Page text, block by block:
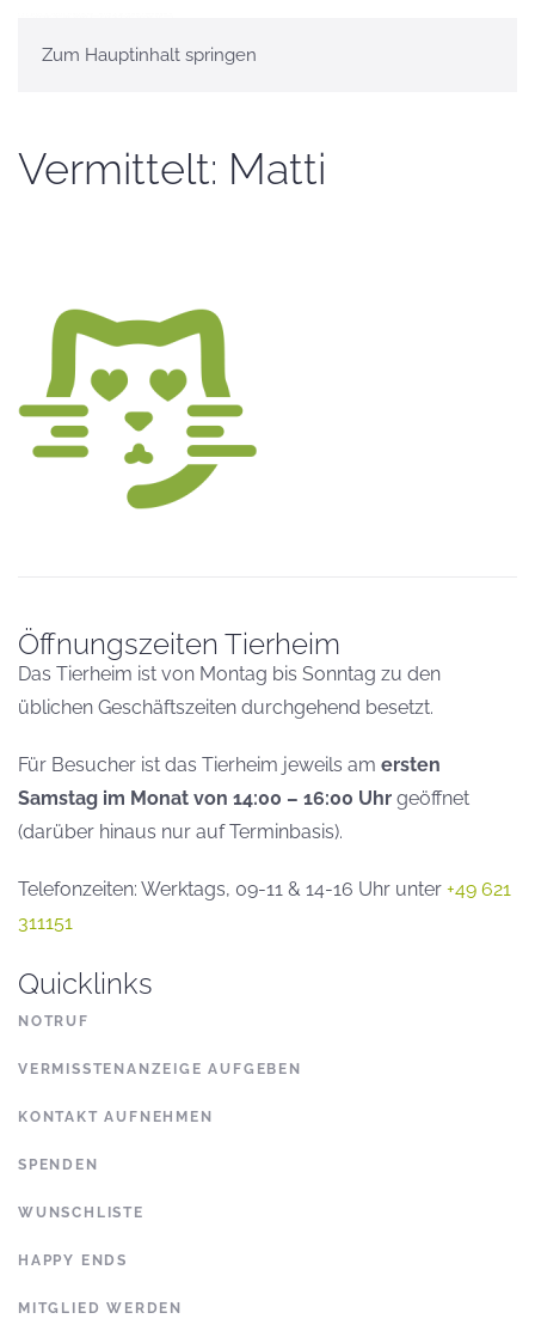
Zum Hauptinhalt springen
Vermittelt: Matti
Öffnungszeiten Tierheim
Das Tierheim ist von Montag bis Sonntag zu den
üblichen Geschäftszeiten durchgehend besetzt.
Für Besucher ist das Tierheim jeweils am ersten
Samstag im Monat von 14:00 – 16:00 Uhr geöffnet
(darüber hinaus nur auf Terminbasis).
Telefonzeiten: Werktags, 09-11 & 14-16 Uhr unter +49 621
311151
Quicklinks
NOTRUF
VERMISSTENANZEIGE AUFGEBEN
KONTAKT AUFNEHMEN
SPENDEN
WUNSCHLISTE
HAPPY ENDS
MITGLIED WERDEN